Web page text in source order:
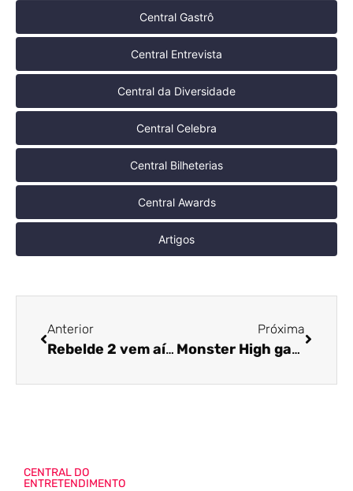
Central Gastrô
Central Entrevista
Central da Diversidade
Central Celebra
Central Bilheterias
Central Awards
Artigos
Anterior
Rebelde 2 vem aí! Veja o trailer e descubra quando estreia
Próxima
Monster High ganha a vida real no trailer do telefilme
CENTRAL DO
ENTRETENDIMENTO